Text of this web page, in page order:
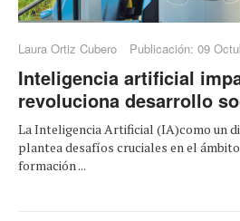
Laura Ortiz Cubero Publicación: 09
Inteligencia artificial
revoluciona desarrollo
La Inteligencia Artificial (IA)como un
plantea desafíos cruciales en el
formación ...